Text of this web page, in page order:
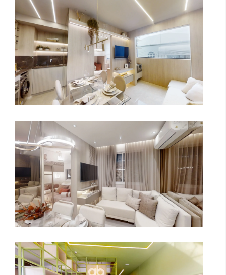
Vivaz Clube Barra Funda
goodbe | Saúde